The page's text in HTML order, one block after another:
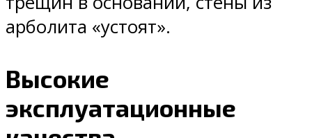
арболита «устоят».
Высокие
эксплуатационные